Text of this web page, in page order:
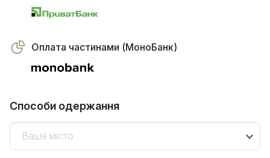
Оплата частинами (МоноБанк)
Способи одержання
Ваше місто